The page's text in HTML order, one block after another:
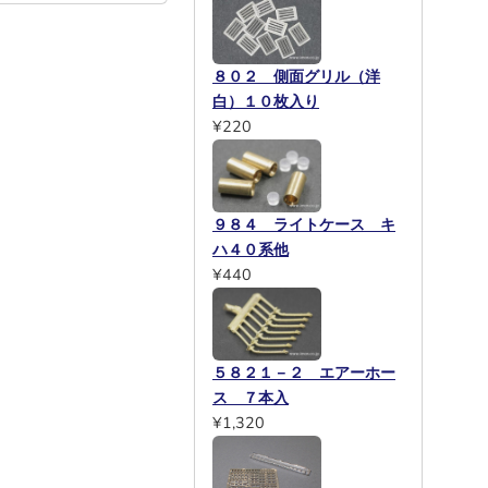
８０２ 側面グリル（洋
白）１０枚入り
¥220
９８４ ライトケース キ
ハ４０系他
¥440
５８２１－２ エアーホー
ス ７本入
¥1,320